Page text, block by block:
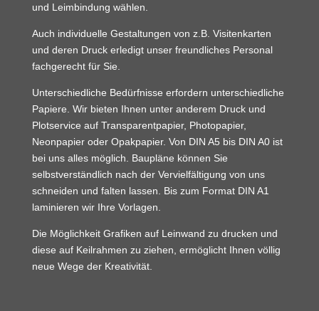
und Leimbindung wählen.
Auch individuelle Gestaltungen von z.B. Visitenkarten
und deren Druck erledigt unser freundliches Personal
fachgerecht für Sie.
Unterschiedliche Bedürfnisse erfordern unterschiedliche
Papiere. Wir bieten Ihnen unter anderem Druck und
Plotservice auf Transparentpapier, Photopapier,
Neonpapier oder Opakpapier. Von DIN A5 bis DIN A0 ist
bei uns alles möglich. Baupläne können Sie
selbstverständlich nach der Vervielfältigung von uns
schneiden und falten lassen. Bis zum Format DIN A1
laminieren wir Ihre Vorlagen.
Die Möglichkeit Grafiken auf Leinwand zu drucken und
diese auf Keilrahmen zu ziehen, ermöglicht Ihnen völlig
neue Wege der Kreativität.